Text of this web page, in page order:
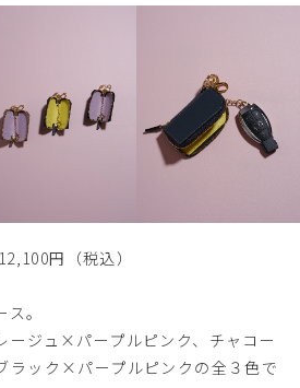
円（税込）
。
ージュ×パープルピンク、チャコー
ラック×パープルピンクの全３色で